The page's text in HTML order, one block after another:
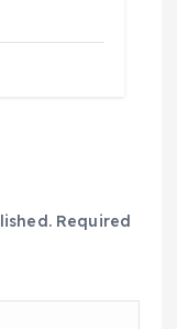
Required